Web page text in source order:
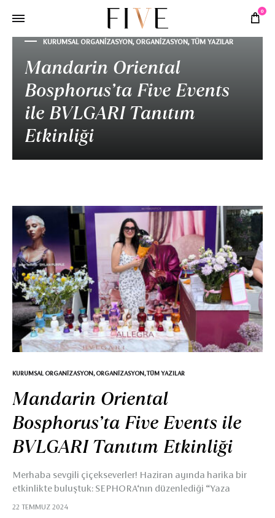
0
KURUMSAL ORGANIZASYON, ORGANIZASYON, TÜM YAZILAR
Mandarin Oriental
Bosphorus’ta Five Events
ile BVLGARI Tanıtım
Etkinliği
KURUMSAL ORGANIZASYON, ORGANIZASYON,TÜM YAZILAR
Mandarin Oriental
Bosphorus’ta Five Events ile
BVLGARI Tanıtım Etkinliği
Merhaba sevgili çiçekseverler! Haziran ayında harika bir
etkinlikte buluştuk: SEPHORA‘nın düzenlediği “Yaza
22 TEMMUZ 2024